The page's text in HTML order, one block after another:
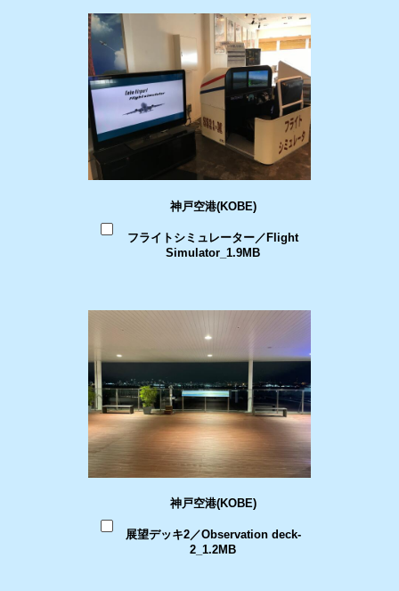
神戸空港(KOBE)
フライトシミュレーター／Flight
Simulator_1.9MB
神戸空港(KOBE)
展望デッキ2／Observation deck-
2_1.2MB